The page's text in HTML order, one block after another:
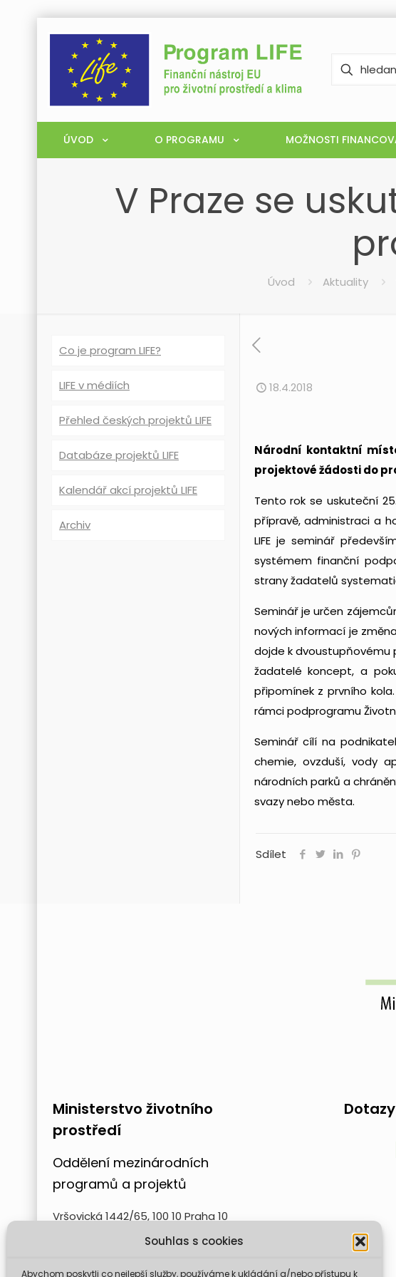
Souhlas s cookies
Abychom poskytli co nejlepší služby, používáme k ukládání a/nebo přístupu k
ÚVOD O PROGRAMU MOŽNOSTI
V Praze se
Úvod Aktuality
18.4.2018
Národní kontaktní
projektové žádosti do
Tento rok se uskuteční
přípravě, administraci a
LIFE je seminář
systémem finanční
strany žadatelů
Seminář je určen
nových informací je
dojde k dvoustupňovému
žadatelé koncept, a
připomínek z prvního
rámci podprogramu
Seminář cílí na
chemie, ovzduší, vody
národních parků a
svazy nebo města.
Sdílet
Co je program LIFE?
LIFE v médiích
Přehled českých projektů LIFE
Databáze projektů LIFE
Kalendář akcí projektů LIFE
Archiv
Ministerstvo životního
prostředí
Oddělení mezinárodních
programů a projektů
Vršovická 1442/65, 100 10 Praha 10